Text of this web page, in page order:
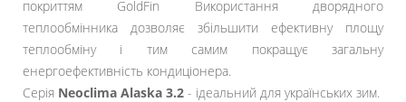
покриттям GoldFin Використання дворядного
теплообмінника дозволяє збільшити ефективну площу
теплообміну і тим самим покращує загальну
енергоефективність кондиціонера.
Серія Neoclima Alaska 3.2 - ідеальний для українських зим.